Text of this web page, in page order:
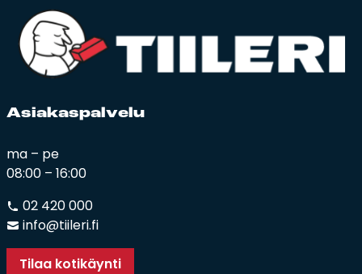
Asia­kas­pal­ve­lu
ma – pe
08:00 – 16:00
02 420 000
info@tiileri.fi
Tilaa kotikäynti